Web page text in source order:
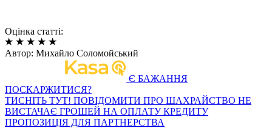
Оцінка статті:
Автор: Михайло Соломойський
Є БАЖАННЯ
ПОСКАРЖИТИСЯ?
ТИСНІТЬ ТУТ! ПОВІДОМИТИ ПРО ШАХРАЙСТВО НЕ
ВИСТАЧАЄ ГРОШЕЙ НА ОПЛАТУ КРЕДИТУ
ПРОПОЗИЦІЯ ДЛЯ ПАРТНЕРСТВА